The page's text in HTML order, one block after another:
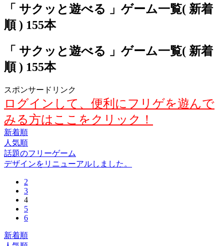
「 サクッと遊べる 」ゲーム一覧( 新着
順 ) 155本
「 サクッと遊べる 」ゲーム一覧( 新着
順 ) 155本
スポンサードリンク
ログインして、便利にフリゲを遊んで
みる方はここをクリック！
新着順
人気順
話題のフリーゲーム
デザインをリニューアルしました。
2
3
4
5
6
新着順